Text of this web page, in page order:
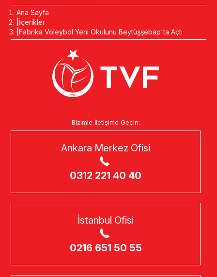
Ana Sayfa
İçerikler
Fabrika Voleybol Yeni Okulunu Beytüşşebap'ta Açtı
Bizimle İletişime Geçin:
Ankara Merkez Ofisi
0312 221 40 40
İstanbul Ofisi
0216 651 50 55